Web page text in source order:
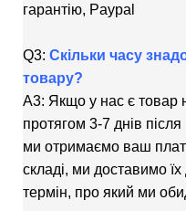
гарантію, Paypal
Q3: Скільки часу
товару?
A3: Якщо у нас є товар
протягом 3-7 днів після
ми отримаємо ваш
складі, ми доставимо їх
термін, про який ми